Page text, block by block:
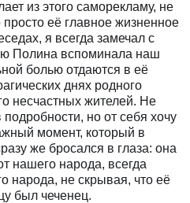
из этого саморекламу, не
её главное жизненное
я всегда замечал с
Полина вспоминала наш
болью отдаются в её
днях родного
несчастных жителей. Не
но от себя хочу
момент, который в
же бросался в глаза: она
нашего народа, всегда
народа, не скрывая, что её
был чеченец.